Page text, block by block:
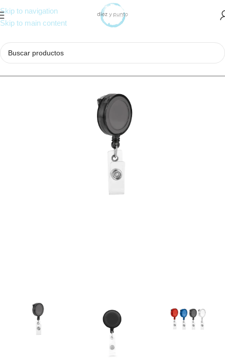
Skip to navigation
Skip to main content